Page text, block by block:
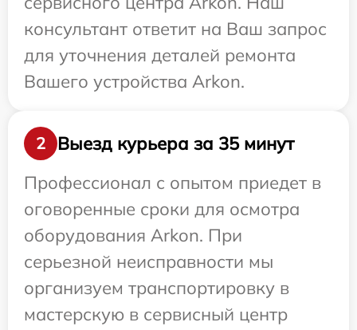
консультант ответит на Ваш запрос
для уточнения деталей ремонта
Вашего устройства Arkon.
2
Выезд курьера за 35 минут
Профессионал с опытом приедет в
оговоренные сроки для осмотра
оборудования Arkon. При
серьезной неисправности мы
организуем транспортировку в
мастерскую в сервисный центр